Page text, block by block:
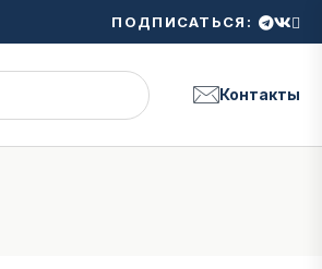
ПОДПИСАТЬСЯ:
Контакты